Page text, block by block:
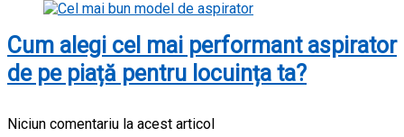
Cum alegi cel mai performant aspirator
de pe piață pentru locuința ta?
Niciun comentariu la acest articol